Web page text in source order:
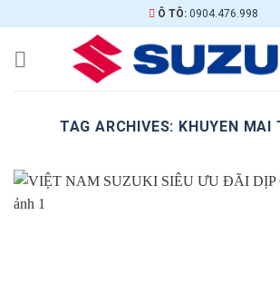
to
content
Ô TÔ: 0904.476.998
TAG ARCHIVES: KHUYEN MAI